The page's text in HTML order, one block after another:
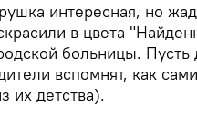
интересная, но
в цвета
больницы. Пусть
вспомнят, как
их детства).